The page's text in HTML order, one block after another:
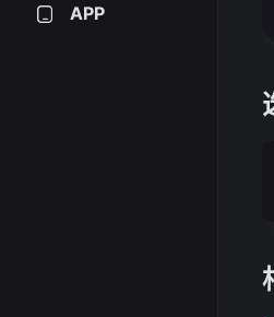
APP